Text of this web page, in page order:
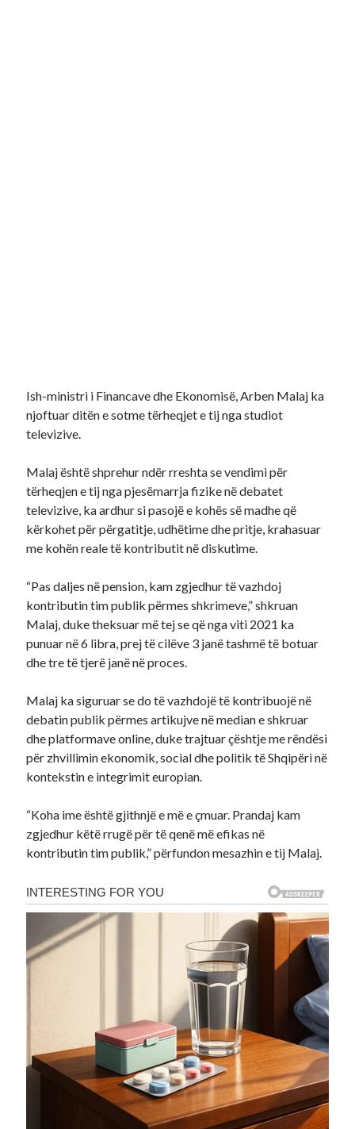
Ish-ministri i Financave dhe Ekonomisë, Arben Malaj ka
njoftuar ditën e sotme tërheqjet e tij nga studiot
televizive.
Malaj është shprehur ndër rreshta se vendimi për
tërheqjen e tij nga pjesëmarrja fizike në debatet
televizive, ka ardhur si pasojë e kohës së madhe që
kërkohet për përgatitje, udhëtime dhe pritje, krahasuar
me kohën reale të kontributit në diskutime.
“Pas daljes në pension, kam zgjedhur të vazhdoj
kontributin tim publik përmes shkrimeve,” shkruan
Malaj, duke theksuar më tej se që nga viti 2021 ka
punuar në 6 libra, prej të cilëve 3 janë tashmë të botuar
dhe tre të tjerë janë në proces.
Malaj ka siguruar se do të vazhdojë të kontribuojë në
debatin publik përmes artikujve në median e shkruar
dhe platformave online, duke trajtuar çështje me rëndësi
për zhvillimin ekonomik, social dhe politik të Shqipëri në
kontekstin e integrimit europian.
“Koha ime është gjithnjë e më e çmuar. Prandaj kam
zgjedhur këtë rrugë për të qenë më efikas në
kontributin tim publik,” përfundon mesazhin e tij Malaj.